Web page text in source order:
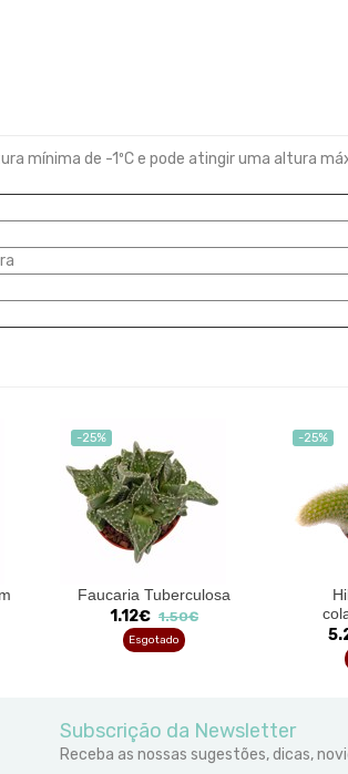
mínima de -1ºC e pode atingir uma altura
-25%
Faucaria Tuberculosa
1.12€ 1.50€
Esgotado
-25%
Subscrição da Newsletter
Receba as nossas sugestões, dicas,